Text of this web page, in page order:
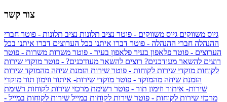
צור קשר
גיוס משווקים גיוס משווקים - פוטר נציב תלונות נציב תלונות - פוטר חברי
ההנהלה חברי ההנהלה - פוטר דברו איתנו בכל הערוצים דברו איתנו בכל
הערוצים - פוטר פלאפון בעיר פלאפון בעיר - פוטר משרות משרות - פוטר
רוצים להשאר מעודכנים? רוצים להשאר מעודכנים? - פוטר מוקדי שירות
לקוחות מוקדי שירות לקוחות - פוטר שירות הזמנת שיחה מהמוקד שירות
הזמנת שיחה מהמוקד - פוטר מוקדי שירות- איתור וזימון תור מוקדי
שירות- איתור וזימון תור - פוטר רשימת מרכזי שירות לקוחות רשימת
מרכזי שירות לקוחות - פוטר שירות לקוחות במייל שירות לקוחות במייל -